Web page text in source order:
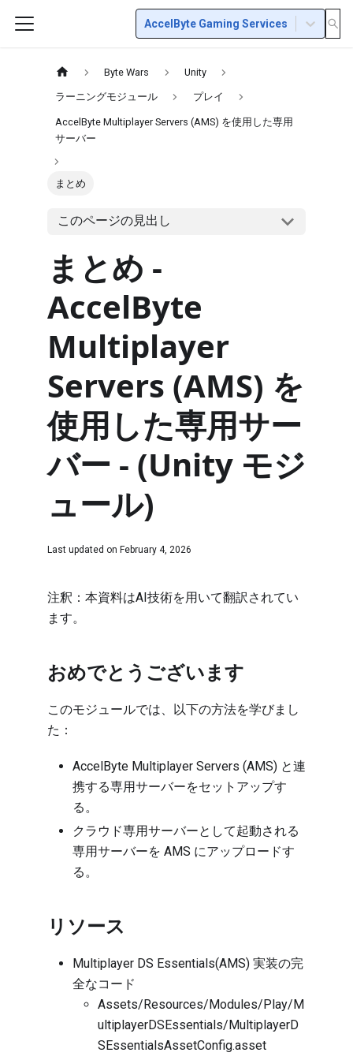
AccelByte Gaming Services
Byte Wars Unity
ラーニングモジュール プレイ
AccelByte Multiplayer Servers (AMS) を使用した専用
サーバー
まとめ
このページの見出し
まとめ -
AccelByte
Multiplayer
Servers (AMS) を
使用した専用サー
バー - (Unity モジ
ュール)
Last updated on February 4, 2026
注釈：本資料はAI技術を用いて翻訳されてい
ます。
おめでとうございます
このモジュールでは、以下の方法を学びまし
た：
AccelByte Multiplayer Servers (AMS) と連
携する専用サーバーをセットアップす
る。
クラウド専用サーバーとして起動される
専用サーバーを AMS にアップロードす
る。
リソース
Multiplayer DS Essentials(AMS) 実装の完
全なコード
Assets/Resources/Modules/Play/M
ultiplayerDSEssentials/MultiplayerD
SEssentialsAssetConfig.asset